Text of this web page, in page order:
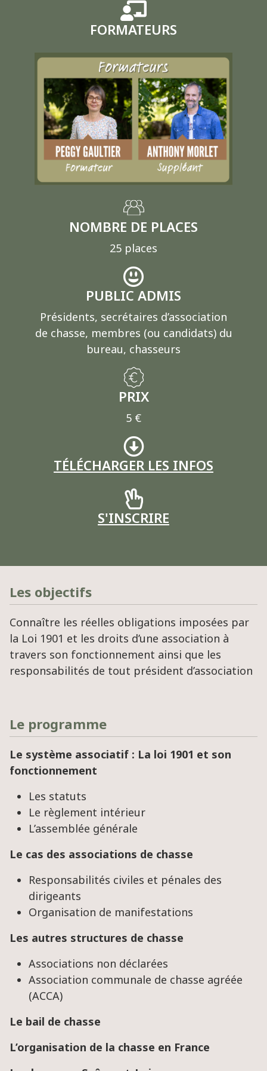
FORMATEURS
NOMBRE DE PLACES
25 places
PUBLIC ADMIS
Présidents, secrétaires d’association
de chasse, membres (ou candidats) du
bureau, chasseurs
PRIX
5 €
TÉLÉCHARGER LES INFOS
S'INSCRIRE
Les objectifs
Connaître les réelles obligations imposées par
la Loi 1901 et les droits d’une association à
travers son fonctionnement ainsi que les
responsabilités de tout président d’association
Le programme
Le système associatif : La loi 1901 et son
fonctionnement
Les statuts
Le règlement intérieur
L’assemblée générale
Le cas des associations de chasse
Responsabilités civiles et pénales des
dirigeants
Organisation de manifestations
Les autres structures de chasse
Associations non déclarées
Association communale de chasse agréée
(ACCA)
Le bail de chasse
L’organisation de la chasse en France